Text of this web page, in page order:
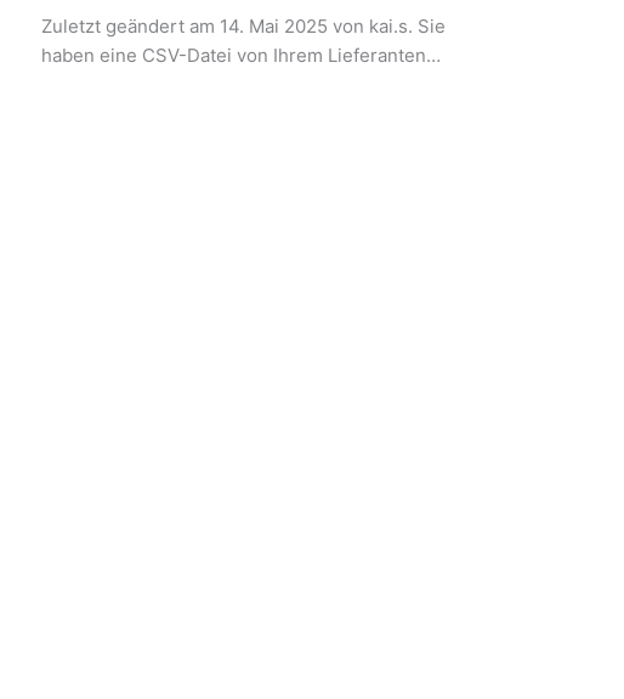
Zuletzt geändert am 14. Mai 2025 von kai.s. Sie
haben eine CSV-Datei von Ihrem Lieferanten…